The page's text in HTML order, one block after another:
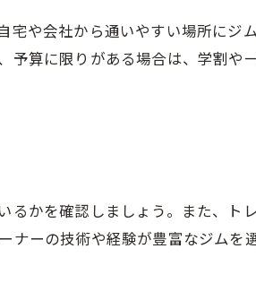
や会社から通いやすい場所にジ
算に限りがある場合は、学割や
かを確認しましょう。また、ト
ーの技術や経験が豊富なジムを